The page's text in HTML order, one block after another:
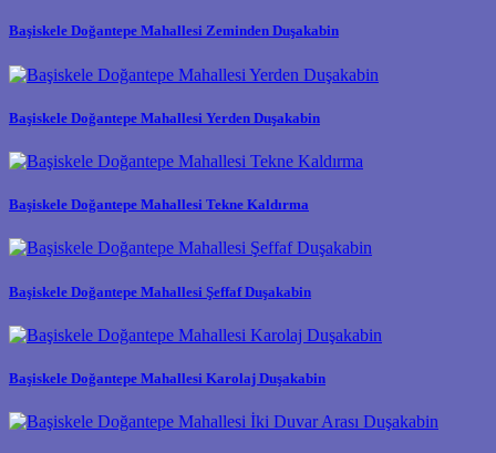
Başiskele Doğantepe Mahallesi Zeminden Duşakabin
Başiskele Doğantepe Mahallesi Yerden Duşakabin
Başiskele Doğantepe Mahallesi Tekne Kaldırma
Başiskele Doğantepe Mahallesi Şeffaf Duşakabin
Başiskele Doğantepe Mahallesi Karolaj Duşakabin